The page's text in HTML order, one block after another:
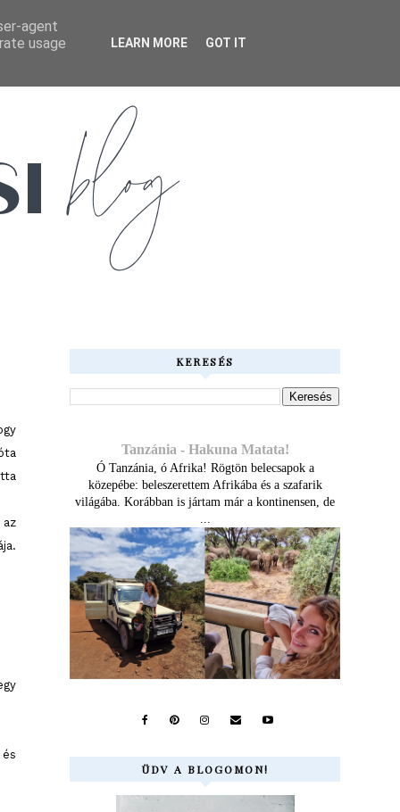
az
KERESÉS
Tanzánia - Hakuna Matata!
Ó Tanzánia, ó Afrika! Rögtön belecsapok a
közepébe: beleszerettem Afrikába és a szafarik
világába. Korábban is jártam már a kontinensen, de
...
ÜDV A BLOGOMON!
agent
usage
LEARN MORE GOT IT